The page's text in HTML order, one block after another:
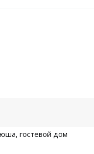
гостевой дом